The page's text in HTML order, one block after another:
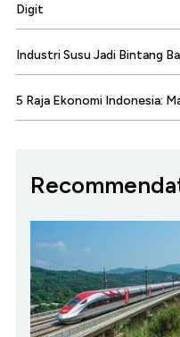
Digit
Industri Susu Jadi Bintang
5 Raja Ekonomi Indonesia: